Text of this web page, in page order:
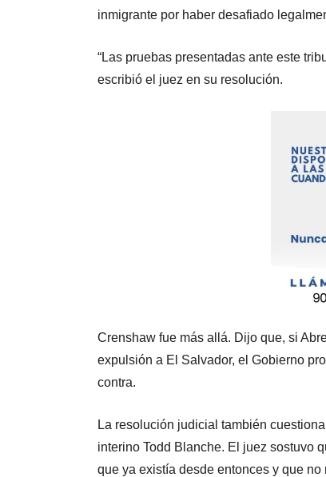
inmigrante por haber desafiado
“Las pruebas presentadas ante este
escribió el juez en su resolución.
Crenshaw fue más allá. Dijo que, si
expulsión a El Salvador, el Gobierno
contra.
La resolución judicial también
interino Todd Blanche. El juez sostuvo
que ya existía desde entonces y que